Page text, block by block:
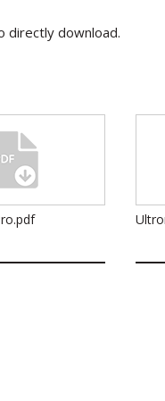
directly download.